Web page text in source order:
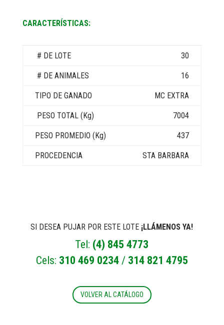
CARACTERÍSTICAS:
30
16
MC EXTRA
7004
437
STA BARBARA
SI DESEA PUJAR POR ESTE LOTE ¡LLÁMENOS YA!
Tel: (4) 845 4773
Cels: 310 469 0234/ 314 821 4795
VOLVER AL CATÁLOGO